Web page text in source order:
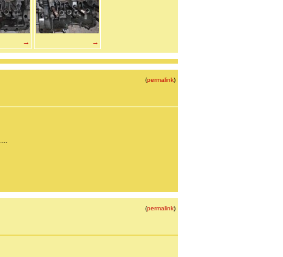
→ →
(permalink)
(permalink)